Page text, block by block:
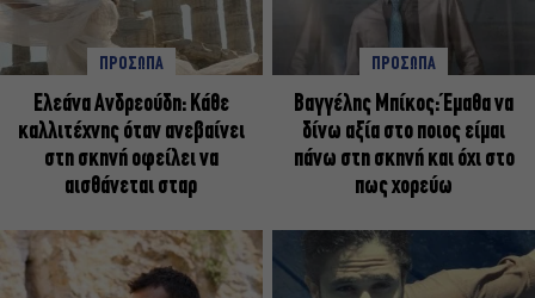
ΠΡΟΣΩΠΑ
Ελεάνα Ανδρεούδη: Κάθε
καλλιτέχνης όταν ανεβαίνει
στη σκηνή οφείλει να
αισθάνεται σταρ
ΠΡΟΣΩΠΑ
Βαγγέλης Μπίκος: Έμαθα να
δίνω αξία στο ποιος είμαι
πάνω στη σκηνή και όχι στο
πως χορεύω